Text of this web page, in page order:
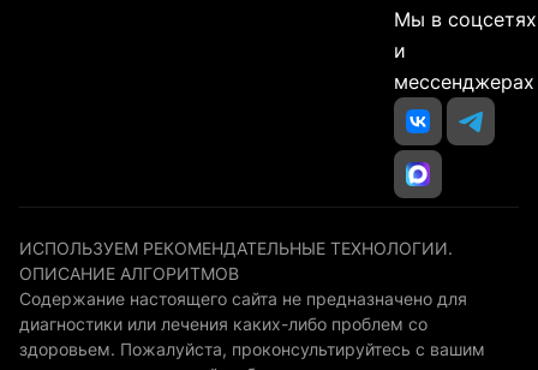
Мы в соцсетях
и
мессенджерах
ИСПОЛЬЗУЕМ РЕКОМЕНДАТЕЛЬНЫЕ ТЕХНОЛОГИИ.
ОПИСАНИЕ АЛГОРИТМОВ
Содержание настоящего сайта не предназначено для
диагностики или лечения каких-либо проблем со
здоровьем. Пожалуйста, проконсультируйтесь с вашим